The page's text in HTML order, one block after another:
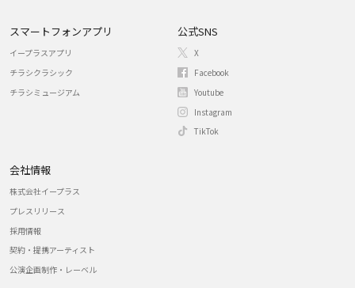
スマートフォンアプリ
イープラスアプリ
チラシクラシック
チラシミュージアム
公式SNS
X
Facebook
Youtube
Instagram
TikTok
会社情報
株式会社イープラス
プレスリリース
採用情報
契約・提携アーティスト
公演企画制作・レーベル